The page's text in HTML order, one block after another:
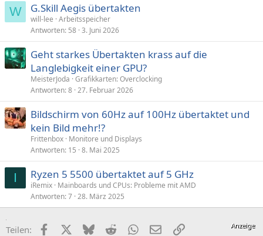
W G.Skill Aegis übertakten
will-lee Arbeitsspeicher
Antworten 58 3. Juni 2026
Geht starkes Übertakten krass auf die
Langlebigkeit einer GPU?
MeisterJoda Grafikkarten: Overclocking
Antworten 8 27. Februar 2026
Bildschirm von 60Hz auf 100Hz übertaktet und
kein Bild mehr!?
Frittenbox Monitore und Displays
Antworten 15 8. Mai 2025
I Ryzen 5 5500 übertaktet auf 5 GHz
iRemix Mainboards und CPUs: Probleme mit AMD
Antworten 7 28. März 2025
Teilen: FacebookX (Twitter)
BlueskyRedditWhatsApp
E-MailLink